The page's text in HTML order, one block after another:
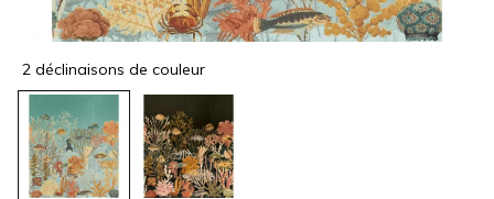
2 déclinaisons de couleur